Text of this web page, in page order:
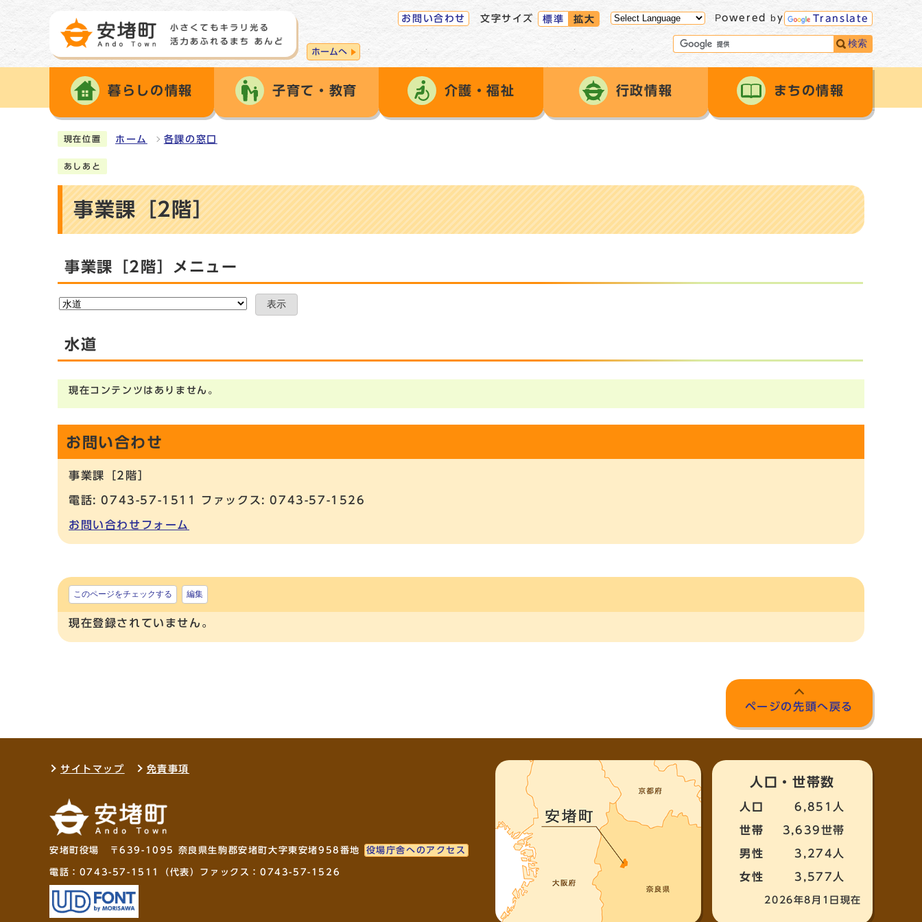
ホームへ
お問い合わせ 文字サイズ 標準 拡大 Powered by Translate
検索
暮らしの情報 子育て・教育 介護・福祉 行政情報 まちの情報
現在位置 ホーム 各課の窓口
あしあと
事業課［2階］
事業課［2階］メニュー
表示
水道
現在コンテンツはありません。
お問い合わせ
事業課［2階］
電話: 0743-57-1511 ファックス: 0743-57-1526
お問い合わせフォーム
このページをチェックする 編集
現在登録されていません。
ページの先頭へ戻る
サイトマップ 免責事項
安堵町役場 〒639-1095 奈良県生駒郡安堵町大字東安堵958番地 役場庁舎へのアクセス
電話： 0743-57-1511 （代表）ファックス：0743-57-1526
人口・世帯数
人口 6,851人
世帯 3,639世帯
男性 3,274人
女性 3,577人
2026年8月1日現在